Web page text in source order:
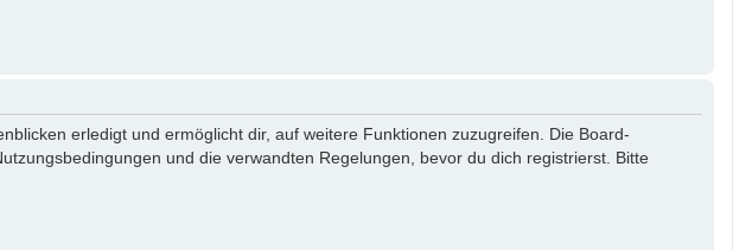
erledigt und ermöglicht dir, auf weitere Funktionen zuzugreifen. Die Board-
und die verwandten Regelungen, bevor du dich registrierst. Bitte